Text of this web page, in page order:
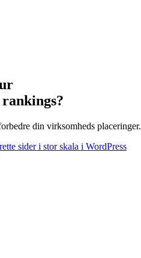
din virksomheds placeringer.
sider i stor skala i WordPress